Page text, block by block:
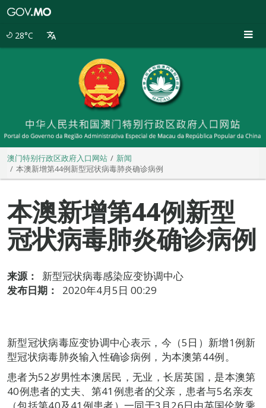
28°C
澳门特别行政区政府入口网站
新闻
本澳新增第44例新型冠状病毒肺炎确诊病例
本澳新增第44例新型
冠状病毒肺炎确诊病例
来源：
新型冠状病毒感染应变协调中心
发布日期：
2020年4月5日 00:29
新型冠状病毒应变协调中心表示，今（5日）新增1例新
型冠状病毒肺炎输入性确诊病例，为本澳第44例。
患者为52岁男性本澳居民，无业，长居英国，是本澳第
40例患者的丈夫、第41例患者的父亲，患者与5名亲友